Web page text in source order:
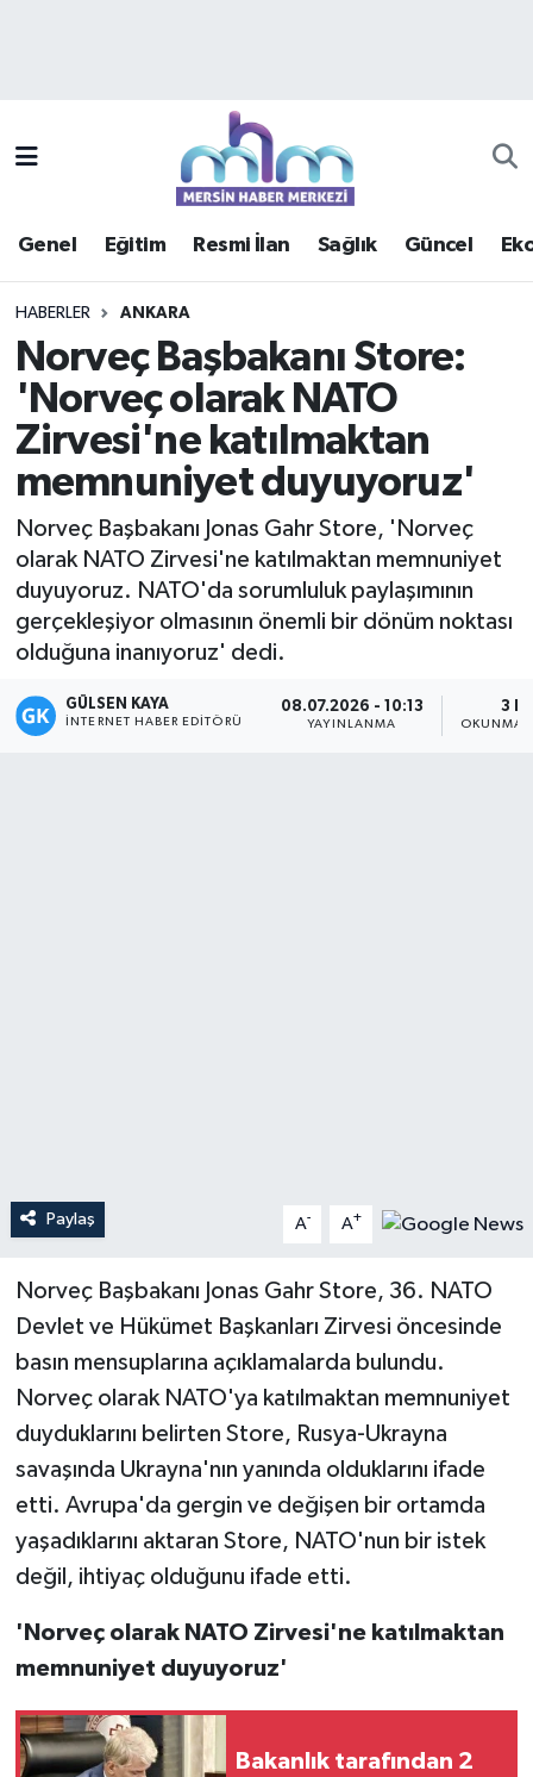
Genel Eğitim Resmi İlan Sağlık Güncel
HABERLER ANKARA
Norveç Başbakanı Store:
'Norveç olarak NATO
Zirvesi'ne katılmaktan
memnuniyet duyuyoruz'
Norveç Başbakanı Jonas Gahr Store, 'Norveç
olarak NATO Zirvesi'ne katılmaktan memnuniyet
duyuyoruz. NATO'da sorumluluk paylaşımının
gerçekleşiyor olmasının önemli bir dönüm noktası
olduğuna inanıyoruz' dedi.
GÜLSEN KAYA
İNTERNET HABER EDITÖRÜ
08.07.2026 - 10:13
YAYINLANMA
3
OKUNMA
Paylaş A- A+
Norveç Başbakanı Jonas Gahr Store, 36. NATO
Devlet ve Hükümet Başkanları Zirvesi öncesinde
basın mensuplarına açıklamalarda bulundu.
Norveç olarak NATO'ya katılmaktan memnuniyet
duyduklarını belirten Store, Rusya-Ukrayna
savaşında Ukrayna'nın yanında olduklarını ifade
etti. Avrupa'da gergin ve değişen bir ortamda
yaşadıklarını aktaran Store, NATO'nun bir istek
değil, ihtiyaç olduğunu ifade etti.
'Norveç olarak NATO Zirvesi'ne katılmaktan
memnuniyet duyuyoruz'
Bakanlık tarafından 2
Güncel
Haberde insan
Kültür - Sanat
Mersin
Mersin Tarihi
Mersin Trafik Yoğunluk Haritası
Süper Lig Puan Durumu ve Fikstür
Haber Arşivi